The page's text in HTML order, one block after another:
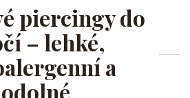
piercingy do
– lehké,
a
odolné